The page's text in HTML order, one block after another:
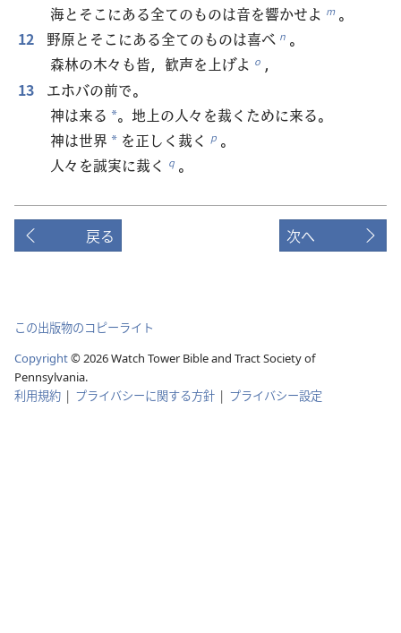
海とそこにある全てのものは音を響かせよ m 。
12
野原とそこにある全てのものは喜べ n 。
森林の木々も皆，歓声を上げよ o ，
13
エホバの前で。
神は来る *。地上の人々を裁くために来る。
神は世界 * を正しく裁く p 。
人々を誠実に裁く q 。
戻る 次へ
この出版物のコピーライト
Copyright©2026Watch Tower Bible and Tract Society of
Pennsylvania.
利用規約 | プライバシーに関する方針 | プライバシー設定